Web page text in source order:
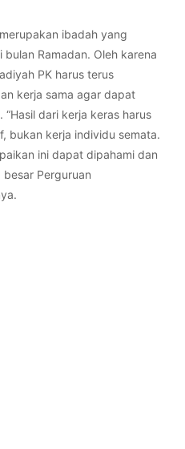
ibadah yang
Ramadan. Oleh karena
PK harus terus
kerja sama agar dapat
dari kerja keras harus
bukan kerja individu semata.
ini dapat dipahami dan
Perguruan